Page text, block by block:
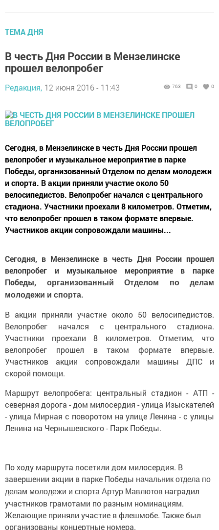
ТЕМА ДНЯ
В честь Дня России в Мензелинске
прошел велопробег
Редакция, 12 июня 2016 - 11:43 763 0 0
Сегодня, в Мензелинске в честь Дня России прошел
велопробег и музыкальное мероприятие в парке
Победы, организованный Отделом по делам молодежи
и спорта. В акции приняли участие около 50
велосипедистов. Велопробег начался с центрального
стадиона. Участники проехали 8 километров. Отметим,
что велопробег прошел в таком формате впервые.
Участников акции сопровождали машины...
Сегодня, в Мензелинске в честь Дня России прошел
велопробег и музыкальное мероприятие в парке
Победы,
организованный Отделом по делам
молодежи и спорта.
В акции приняли участие около 50 велосипедистов.
Велопробег начался с центрального стадиона.
Участники проехали 8 километров. Отметим, что
велопробег прошел в таком формате впервые.
Участников акции сопровождали машины ДПС и
скорой помощи.
Маршрут велопробега: центральный стадион - АТП -
северная дорога - дом милосердия - улица Изыскателей
- улица Мирная с поворотом на улице Ленина - с улицы
Ленина на Чернышевского - Парк Победы.
По ходу маршрута посетили дом милосердия. В
завершении акции в парке Победы начальник отдела по
делам молодежи и спорта Артур Мавлютов наградил
участников грамотами по разным номинациям.
Желающие приняли участие в флешмобе. Также был
организованы концертные номера.